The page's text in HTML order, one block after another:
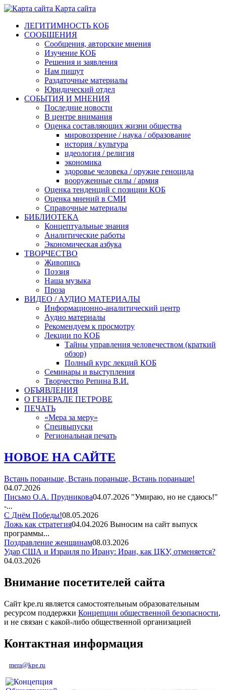
Карта сайта
ЛЕГИТИМНОСТЬ КОБ
СООБЩЕНИЯ
Сообщения, авторские мнения
Изучение КОБ
Решения и заявления
Нам пишут
Раздаточные материалы
Юридический отдел
СОБЫТИЯ И МНЕНИЯ
Последние новости
В центре внимания
Оценка составляющих жизни общества
мировоззрение / наука / образование
история / культура
идеология / религия
экономика
здоровье человека / оружие геноцида
вооруженные силы / армия
Оценка тенденций с позиции КОБ
Оценка мнений в СМИ
Справочные материалы
БИБЛИОТЕКА
Концептуальные знания
Аналитические работы
Экономическая азбука
ТВОРЧЕСТВО
Живопись
Поэзия
Наша музыка
Проза
ВИДЕО / АУДИО МАТЕРИАЛЫ
Информационно-аналитический центр
Аудио материалы
Рекомендуем к просмотру
Лекции по КОБ
Тайны управления человечеством (краткий
обзор)
Полный курс лекций КОБ
Семинары и выступления
Творчество Репина В.И.
ОБЪЯВЛЕНИЯ
О ГЕНЕРАЛЕ ПЕТРОВЕ
ПЕЧАТЬ
«Мера за меру»
Спецвыпуски
Региональная печать
НОВОЕ НА САЙТЕ
Встань пораньше, Встань пораньше, Встань пораньше!
04.07.2026
Письмо О.А. Прудникова04.07.2026 "Умираю, но не сдаюсь!"
-...
С Днём Победы!08.05.2026
Ложь как стратегия04.04.2026 Выносим на сайт выпуск
программы...
Поздравление женщинам08.03.2026
Удар США и Израиля по Ирану: Иран, как ЦКУ, отменяется?
04.03.2026
Внимание посетителей сайта
Сайт kpe.ru является самостоятельным образовательным
ресурсом поддержки Концепции общественной безопасности,
и не связан с какой-либо общественной организацией
Контактная информация
mera@kpe.ru